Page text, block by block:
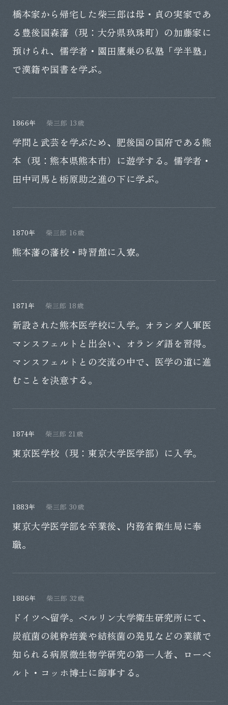
橋本家から帰宅した柴三郎は母・貞の実家であ
る豊後国森藩（現：大分県玖珠町）の加藤家に
預けられ、儒学者・園田鷹巣の私塾「学半塾」
で漢籍や国書を学ぶ。
1866年 柴三郎 13歳
学問と武芸を学ぶため、肥後国の国府である熊
本（現：熊本県熊本市）に遊学する。儒学者・
田中司馬と栃原助之進の下に学ぶ。
1870年 柴三郎 16歳
熊本藩の藩校・時習館に入寮。
1871年 柴三郎 18歳
新設された熊本医学校に入学。オランダ人軍医
マンスフェルトと出会い、オランダ語を習得。
マンスフェルトとの交流の中で、医学の道に進
むことを決意する。
1874年 柴三郎 21歳
東京医学校（現：東京大学医学部）に入学。
1883年 柴三郎 30歳
東京大学医学部を卒業後、内務省衛生局に奉
職。
1886年 柴三郎 32歳
ドイツへ留学。ベルリン大学衛生研究所にて、
炭疽菌の純粋培養や結核菌の発見などの業績で
知られる病原微生物学研究の第一人者、ローベ
ルト・コッホ博士に師事する。